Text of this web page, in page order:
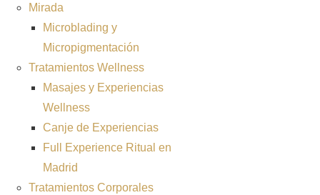
Mirada
Microblading y
Micropigmentación
Tratamientos Wellness
Masajes y Experiencias
Wellness
Canje de Experiencias
Full Experience Ritual en
Madrid
Tratamientos Corporales